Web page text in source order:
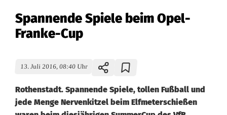
Spannende Spiele beim Opel-
Franke-Cup
13. Juli 2016, 08:40 Uhr
Rothenstadt. Spannende Spiele, tollen Fußball und
jede Menge Nervenkitzel beim Elfmeterschießen